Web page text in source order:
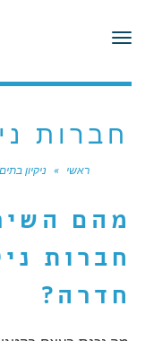
תפריט
חברות
ראשי » ניקיון בתים
מהם
חברות
חדרה?